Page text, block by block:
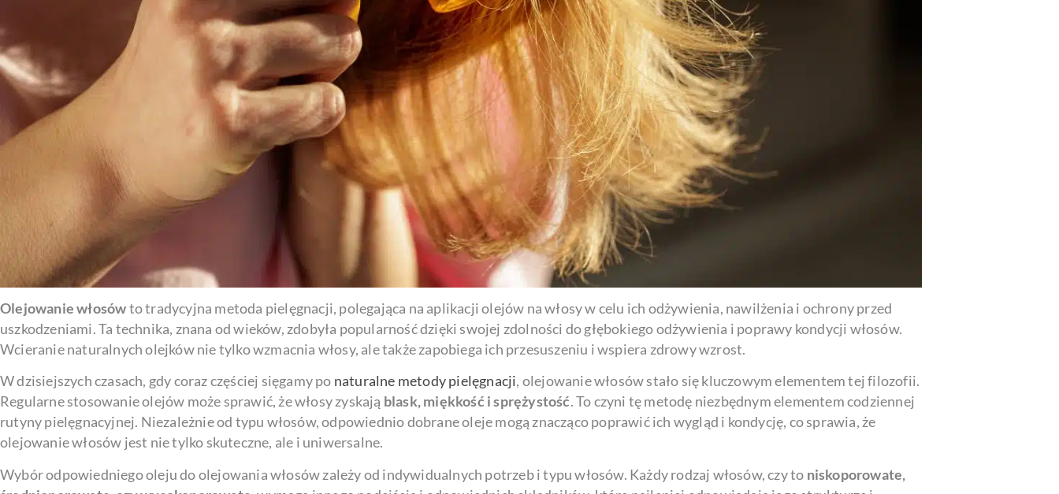
Olejowanie włosówto tradycyjna metoda pielęgnacji, polegająca na aplikacji olejów na włosy w celu ich odżywienia, nawilżenia i ochrony przed
uszkodzeniami. Ta technika, znana od wieków, zdobyła popularność dzięki swojej zdolności do głębokiego odżywienia i poprawy kondycji włosów.
Wcieranie naturalnych olejków nie tylko wzmacnia włosy, ale także zapobiega ich przesuszeniu i wspiera zdrowy wzrost.
W dzisiejszych czasach, gdy coraz częściej sięgamy po naturalne metody pielęgnacji, olejowanie włosów stało się kluczowym elementem tej filozofii.
Regularne stosowanie olejów może sprawić, że włosy zyskają blask, miękkość i sprężystość. To czyni tę metodę niezbędnym elementem codziennej
rutyny pielęgnacyjnej. Niezależnie od typu włosów, odpowiednio dobrane oleje mogą znacząco poprawić ich wygląd i kondycję, co sprawia, że
olejowanie włosów jest nie tylko skuteczne, ale i uniwersalne.
Wybór odpowiedniego oleju do olejowania włosów zależy od indywidualnych potrzeb i typu włosów. Każdy rodzaj włosów, czy to niskoporowate,